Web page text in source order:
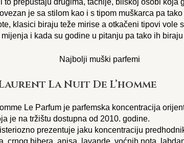
je sa stilom kao i s tipom muškarca pa
klasici biraju teže mirise a otkačeni tipovi vole
i kada su godine u pitanju pa tako ih
La Nuit De L’homme
Le Parfum je parfemska koncentracija
je na tržištu dostupna od 2010. godine.
prezentuje jaku koncentraciju
crnog bibera, anisa, lavande, voćnih nota,